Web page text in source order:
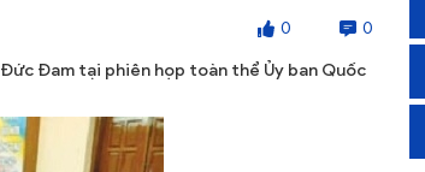
0 0
Đam tại phiên họp toàn thể Ủy ban Quốc